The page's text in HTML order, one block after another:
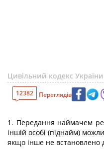
Цивільний кодекс
12382 Переглядів
1. Передання наймачем
іншій особі (піднайм)
якщо інше не встановлено